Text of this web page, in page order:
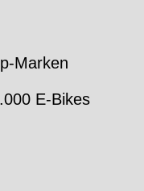
Marken
E-Bikes